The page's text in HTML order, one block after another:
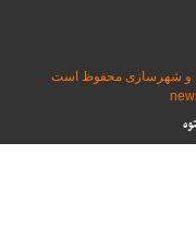
و شهرسازی محفوظ است